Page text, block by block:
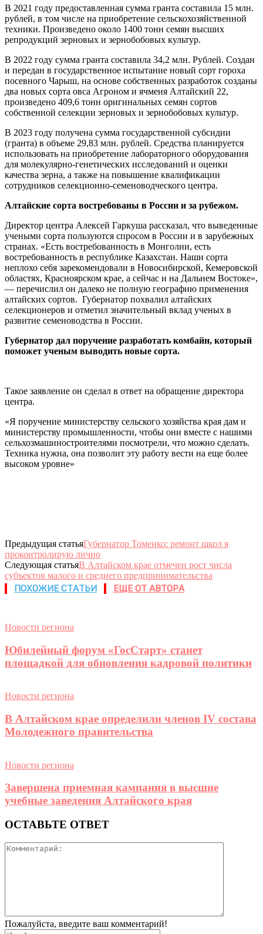
В 2021 году предоставленная сумма гранта составила 15 млн.
рублей, в том числе на приобретение сельскохозяйственной
техники. Произведено около 1400 тонн семян высших
репродукций зерновых и зернобобовых культур.
В 2022 году сумма гранта составила 34,2 млн. Рублей. Создан
и передан в государственное испытание новый сорт гороха
посевного Чарыш, на основе собственных разработок созданы
два новых сорта овса Агроном и ячменя Алтайский 22,
произведено 409,6 тонн оригинальных семян сортов
собственной селекции зерновых и зернобобовых культур.
В 2023 году получена сумма государственной субсидии
(гранта) в объеме 29,83 млн. рублей. Средства планируется
использовать на приобретение лабораторного оборудования
для молекулярно-генетических исследований и оценки
качества зерна, а также на повышение квалификации
сотрудников селекционно-семеноводческого центра.
Алтайские сорта востребованы в России и за рубежом.
Директор центра Алексей Гаркуша рассказал, что выведенные
учеными сорта пользуются спросом в России и в зарубежных
странах. «Есть востребованность в Монголии, есть
востребованность в республике Казахстан. Наши сорта
неплохо себя зарекомендовали в Новосибирской, Кемеровской
областях, Красноярском крае, а сейчас и на Дальнем Востоке»,
— перечислил он далеко не полную географию применения
алтайских сортов. Губернатор похвалил алтайских
селекционеров и отметил значительный вклад ученых в
развитие семеноводства в России.
Губернатор дал поручение разработать комбайн, который
поможет ученым выводить новые сорта.
Такое заявление он сделал в ответ на обращение директора
центра.
«Я поручение министерству сельского хозяйства края дам и
министерству промышленности, чтобы они вместе с нашими
сельхозмашиностроителями посмотрели, что можно сделать.
Техника нужна, она позволит эту работу вести на еще более
высоком уровне»
Предыдущая статьяГубернатор Томенко: ремонт школ я
проконтролирую лично
Следующая статьяВ Алтайском крае отмечен рост числа
субъектов малого и среднего предпринимательства
ПОХОЖИЕ СТАТЬИ ЕЩЕ ОТ АВТОРА
Новости региона
Юбилейный форум «ГосСтарт» станет
площадкой для обновления кадровой политики
Новости региона
В Алтайском крае определили членов IV состава
Молодежного правительства
Новости региона
Завершена приемная кампания в высшие
учебные заведения Алтайского края
ОСТАВЬТЕ ОТВЕТ
Пожалуйста, введите ваш комментарий!